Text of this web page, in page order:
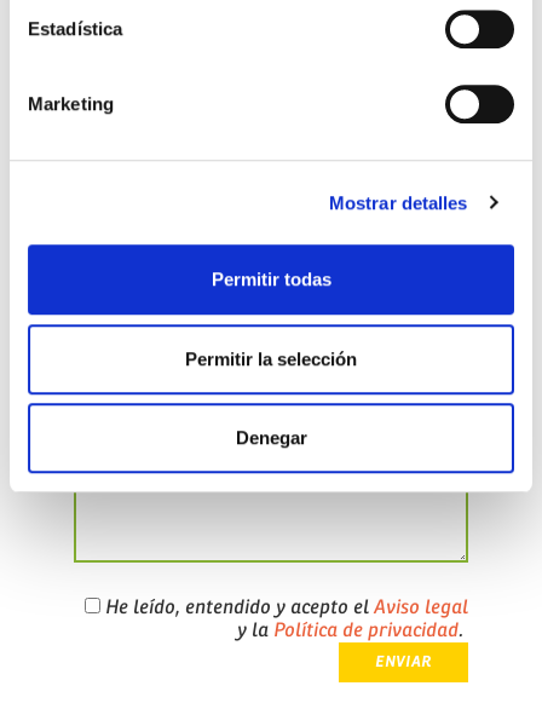
Estadística
Marketing
Mostrar detalles
Permitir todas
Permitir la selección
Denegar
-)
He leído, entendido y acepto elAviso legal
y la Política de privacidad.